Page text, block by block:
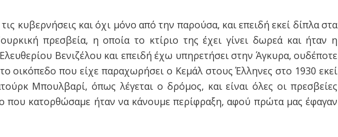
τις κυβερνήσεις και όχι μόνο από την παρούσα, και επειδή εκεί δίπλα στα
πρεσβεία, η οποία το κτίριο της έχει γίνει δωρεά και ήταν η
Βενιζέλου και επειδή έχω υπηρετήσει στην Άγκυρα, ουδέποτε
οικόπεδο που είχε παραχωρήσει ο Κεμάλ στους Έλληνες στο 1930 εκεί
Μπουλβαρί, όπως λέγεται ο δρόμος, και είναι όλες οι πρεσβείες
κατορθώσαμε ήταν να κάνουμε περίφραξη, αφού πρώτα μας έφαγαν